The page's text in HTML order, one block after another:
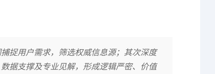
捉用户需求，筛选权威信息源；其次深度
据支撑及专业见解，形成逻辑严密、价值